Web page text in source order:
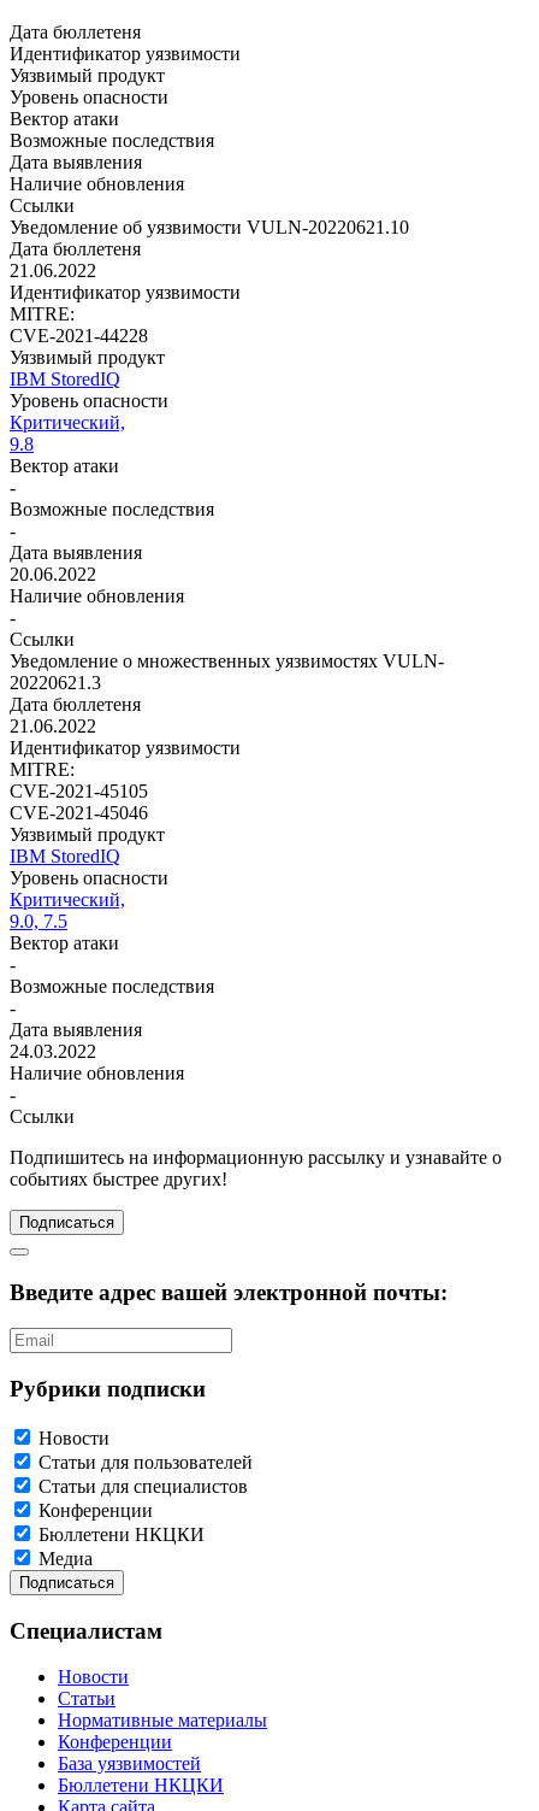
Дата бюллетеня
Идентификатор уязвимости
Уязвимый продукт
Уровень опасности
Вектор атаки
Возможные последствия
Дата выявления
Наличие обновления
Ссылки
Уведомление об уязвимости VULN-20220621.10
Дата бюллетеня
21.06.2022
Идентификатор уязвимости
MITRE:
CVE-2021-44228
Уязвимый продукт
IBM StoredIQ
Уровень опасности
Критический,
9.8
Вектор атаки
-
Возможные последствия
-
Дата выявления
20.06.2022
Наличие обновления
-
Ссылки
Уведомление о множественных уязвимостях VULN-
20220621.3
Дата бюллетеня
21.06.2022
Идентификатор уязвимости
MITRE:
CVE-2021-45105
CVE-2021-45046
Уязвимый продукт
IBM StoredIQ
Уровень опасности
Критический,
9.0, 7.5
Вектор атаки
-
Возможные последствия
-
Дата выявления
24.03.2022
Наличие обновления
-
Ссылки
Подпишитесь на информационную рассылку и узнавайте о
событиях быстрее других!
Подписаться
Введите адрес вашей электронной почты:
Рубрики подписки
Новости
Статьи для пользователей
Статьи для специалистов
Конференции
Бюллетени НКЦКИ
Медиа
Специалистам
Новости
Статьи
Нормативные материалы
Конференции
База уязвимостей
Бюллетени НКЦКИ